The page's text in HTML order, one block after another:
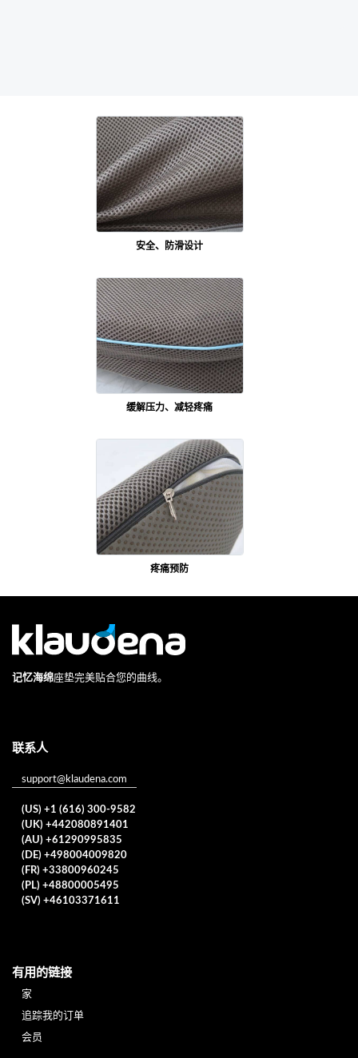
安全、防滑设计
缓解压力、减轻疼痛
疼痛预防
记忆海绵座垫完美贴合您的曲线。
联系人
support@klaudena.com
(US) +1 (616) 300-9582
(UK) +442080891401
(AU) +61290995835
(DE) +498004009820
(FR) +33800960245
(PL) +48800005495
(SV) +46103371611
有用的链接
家
追踪我的订单
会员